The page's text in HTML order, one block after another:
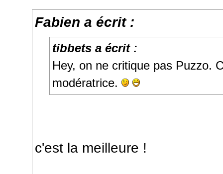
Fabien a écrit :
tibbets a écrit :
Hey, on ne critique pas Puzzo.
modératrice.
c'est la meilleure !